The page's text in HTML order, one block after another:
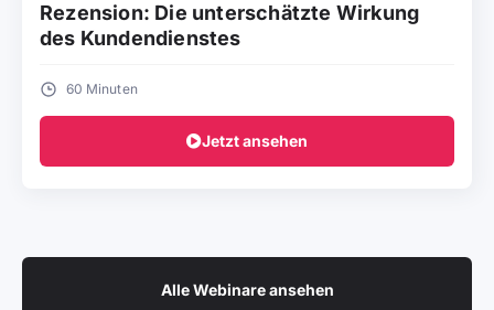
Rezension: Die unterschätzte Wirkung
des Kundendienstes
60 Minuten
Jetzt ansehen
Alle Webinare ansehen